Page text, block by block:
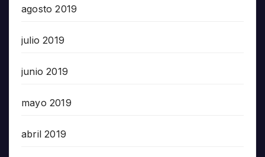
agosto 2019
julio 2019
junio 2019
mayo 2019
abril 2019